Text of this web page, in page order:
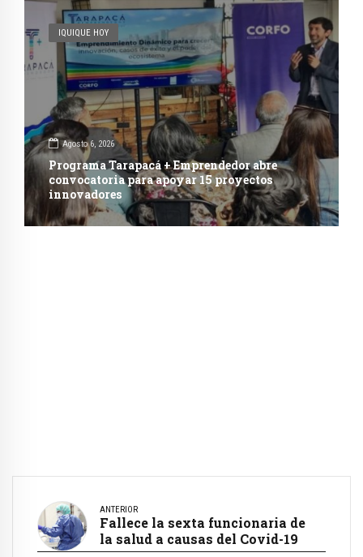
IQUIQUE HOY
Agosto 6, 2026
Programa Tarapacá + Emprendedor abre
convocatoria para apoyar 15 proyectos
innovadores
ANTERIOR
Fallece la sexta funcionaria de
la salud a causas del Covid-19